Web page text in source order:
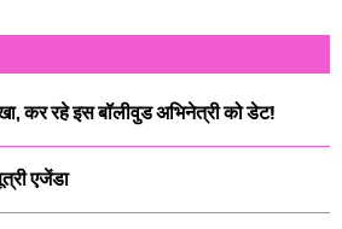
कर रहे इस बॉलीवुड अभिनेत्री को डेट!
एजेंडा